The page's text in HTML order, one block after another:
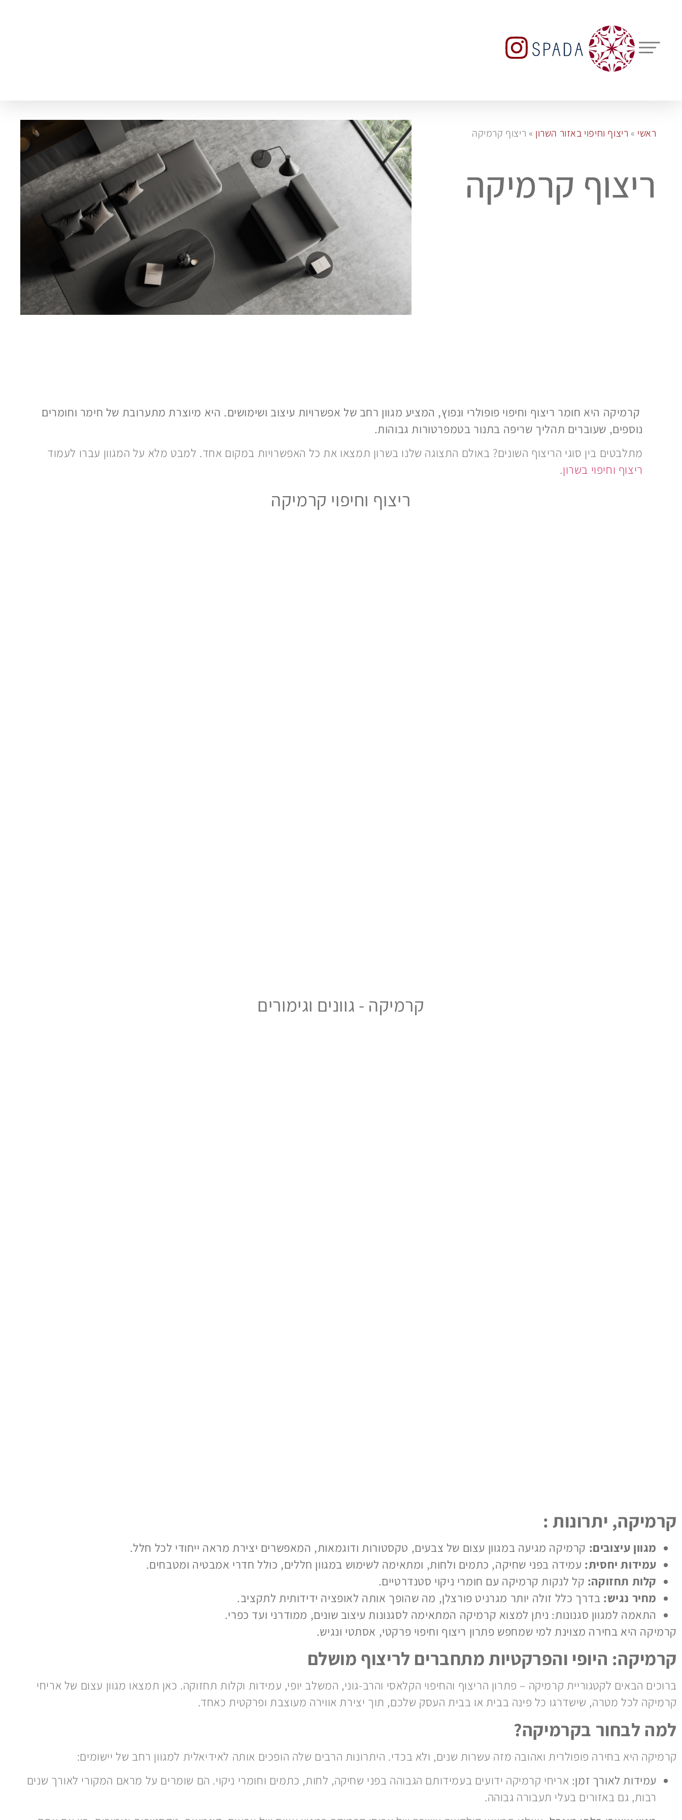
ראשי » ריצוף וחיפוי באזור השרון » ריצוף קרמיקה
ריצוף קרמיקה
קרמיקה היא חומר ריצוף וחיפוי פופולרי ונפוץ, המציע מגוון רחב של אפשרויות עיצוב ושימושים. היא מיוצרת מתערובת של חימר וחומרים
נוספים, שעוברים תהליך שריפה בתנור בטמפרטורות גבוהות.
מתלבטים בין סוגי הריצוף השונים? באולם התצוגה שלנו בשרון תמצאו את כל האפשרויות במקום אחד. למבט מלא על המגוון עברו לעמוד
ריצוף וחיפוי בשרון.
ריצוף וחיפוי קרמיקה
קרמיקה - גוונים וגימורים
קרמיקה, יתרונות :
מגוון עיצובים: קרמיקה מגיעה במגוון עצום של צבעים, טקסטורות ודוגמאות, המאפשרים יצירת מראה ייחודי לכל חלל.
עמידות יחסית: עמידה בפני שחיקה, כתמים ולחות, ומתאימה לשימוש במגוון חללים, כולל חדרי אמבטיה ומטבחים.
קלות תחזוקה: קל לנקות קרמיקה עם חומרי ניקוי סטנדרטיים.
מחיר נגיש: בדרך כלל זולה יותר מגרניט פורצלן, מה שהופך אותה לאופציה ידידותית לתקציב.
התאמה למגוון סגנונות: ניתן למצוא קרמיקה המתאימה לסגנונות עיצוב שונים, ממודרני ועד כפרי.
קרמיקה היא בחירה מצוינת למי שמחפש פתרון ריצוף וחיפוי פרקטי, אסתטי ונגיש.
קרמיקה: היופי והפרקטיות מתחברים לריצוף מושלם
ברוכים הבאים לקטגוריית קרמיקה – פתרון הריצוף והחיפוי הקלאסי והרב-גוני, המשלב יופי, עמידות וקלות תחזוקה. כאן תמצאו מגוון עצום של אריחי
קרמיקה לכל מטרה, שישדרגו כל פינה בבית או בבית העסק שלכם, תוך יצירת אווירה מעוצבת ופרקטית כאחד.
למה לבחור בקרמיקה?
קרמיקה היא בחירה פופולרית ואהובה מזה עשרות שנים, ולא בכדי. היתרונות הרבים שלה הופכים אותה לאידיאלית למגוון רחב של יישומים:
עמידות לאורך זמן: אריחי קרמיקה ידועים בעמידותם הגבוהה בפני שחיקה, לחות, כתמים וחומרי ניקוי. הם שומרים על מראם המקורי לאורך שנים
רבות, גם באזורים בעלי תעבורה גבוהה.